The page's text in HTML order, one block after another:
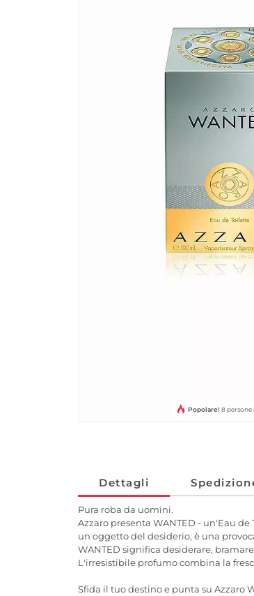
Popolare! 8
Dettagli
Pura roba da uomini.
Azzaro presenta WANTED - un'Eau
un oggetto del desiderio, è una
WANTED significa desiderare,
L'irresistibile profumo combina la
Sfida il tuo destino e punta su Azzaro